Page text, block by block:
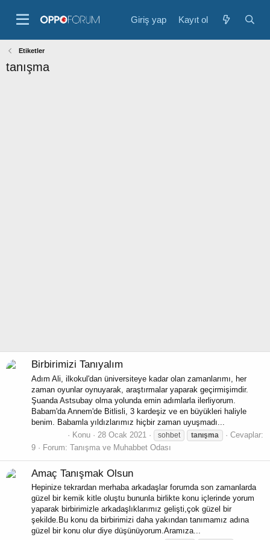
Giriş yap Kayıt ol
Etiketler
tanışma
Birbirimizi Tanıyalım
Adım Ali, ilkokul'dan üniversiteye kadar olan zamanlarımı, her
zaman oyunlar oynuyarak, araştırmalar yaparak geçirmişimdir.
Şuanda Astsubay olma yolunda emin adımlarla ilerliyorum.
Babam'da Annem'de Bitlisli, 3 kardeşiz ve en büyükleri haliyle
benim. Babamla yıldızlarımız hiçbir zaman uyuşmadı...
Konu 28 Ocak 2021 sohbet tanışma
Cevaplar:
9
Forum: Tanışma ve Muhabbet Odası
Amaç Tanışmak Olsun
Hepinize tekrardan merhaba arkadaşlar forumda son zamanlarda
güzel bir kemik kitle oluştu bununla birlikte konu içlerinde yorum
yaparak birbirimizle arkadaşlıklarımız gelişti,çok güzel bir
şekilde.Bu konu da birbirimizi daha yakından tanımamız adına
güzel bir konu olur diye düşünüyorum.Aramıza...